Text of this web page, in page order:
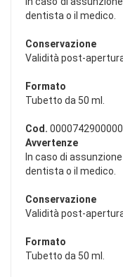
dentista o il medico.
Conservazione
Validità post-
Formato
Tubetto da 50 ml.
Cod. 0000742900000
Avvertenze
In caso di
dentista o il medico.
Conservazione
Validità post-
Formato
Tubetto da 50 ml.